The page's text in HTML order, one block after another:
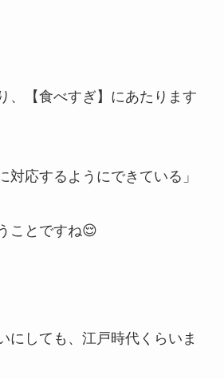
、【食べすぎ】にあたります
対応するようにできている」
ことですね😌
にしても、江戸時代くらいま